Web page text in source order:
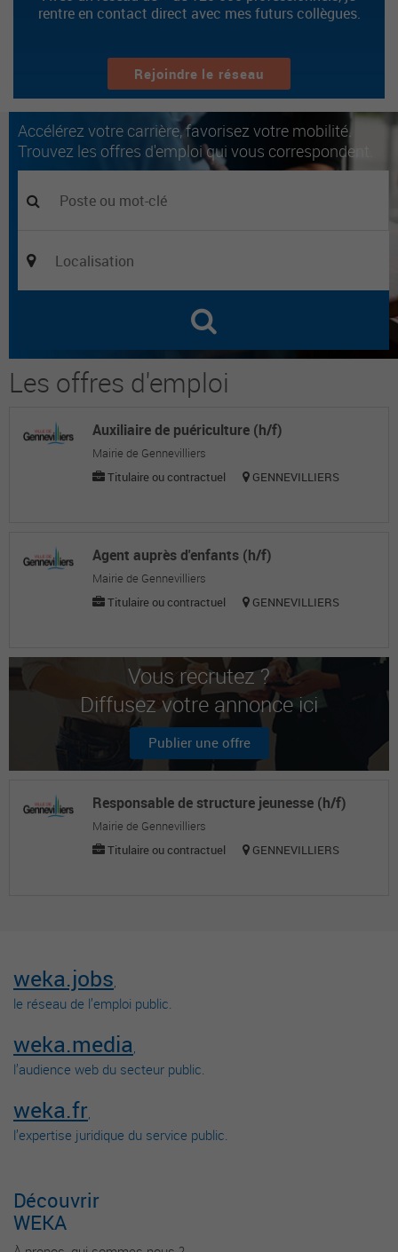
rentre en contact direct avec mes futurs collègues.
Rejoindre le réseau
Accélérez votre carrière, favorisez votre mobilité.
Trouvez les offres d'emploi qui vous correspondent.
Les offres d'emploi
Auxiliaire de puériculture (h/f)
Mairie de Gennevilliers
Titulaire ou contractuel
GENNEVILLIERS
Agent auprès d'enfants (h/f)
Mairie de Gennevilliers
Titulaire ou contractuel
GENNEVILLIERS
Vous recrutez ?
Diffusez votre annonce ici
Publier une offre
Responsable de structure jeunesse (h/f)
Mairie de Gennevilliers
Titulaire ou contractuel
GENNEVILLIERS
weka.jobs,
le réseau de l’emploi public.
weka.media,
l’audience web du secteur public.
weka.fr,
l’expertise juridique du service public.
Découvrir
WEKA